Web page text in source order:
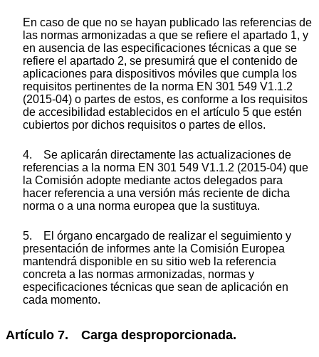
En caso de que no se hayan publicado las referencias de
las normas armonizadas a que se refiere el apartado 1, y
en ausencia de las especificaciones técnicas a que se
refiere el apartado 2, se presumirá que el contenido de
aplicaciones para dispositivos móviles que cumpla los
requisitos pertinentes de la norma EN 301 549 V1.1.2
(2015-04) o partes de estos, es conforme a los requisitos
de accesibilidad establecidos en el artículo 5 que estén
cubiertos por dichos requisitos o partes de ellos.
4. Se aplicarán directamente las actualizaciones de
referencias a la norma EN 301 549 V1.1.2 (2015-04) que
la Comisión adopte mediante actos delegados para
hacer referencia a una versión más reciente de dicha
norma o a una norma europea que la sustituya.
5. El órgano encargado de realizar el seguimiento y
presentación de informes ante la Comisión Europea
mantendrá disponible en su sitio web la referencia
concreta a las normas armonizadas, normas y
especificaciones técnicas que sean de aplicación en
cada momento.
Artículo 7. Carga desproporcionada.